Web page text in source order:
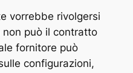
vorrebbe rivolgersi
può il contratto
fornitore può
configurazioni,